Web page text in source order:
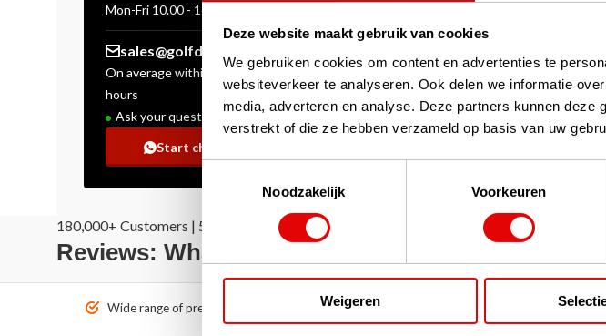
Deze website maakt gebruik van cookies
We gebruiken cookies om content en advertenties te
websiteverkeer te analyseren. Ook delen we informatie
media, adverteren en analyse. Deze partners kunnen
verstrekt of die ze hebben verzameld op basis van uw
Toestemmingsselectie
Noodzakelijk
Voorkeuren
Weigeren
Mon-Fri 10.00 - 16.00 hrs
sales@golfdriver.nl
On average within a few
hours
Ask your question!
Start chat
180,000+ Customers | 5,000+ Reviews | Trusted Shops, TrustPilot, Google
Reviews: What our customers say
Wide range of premium brands!
Ordered before 3 pm, shipped the same
working day!